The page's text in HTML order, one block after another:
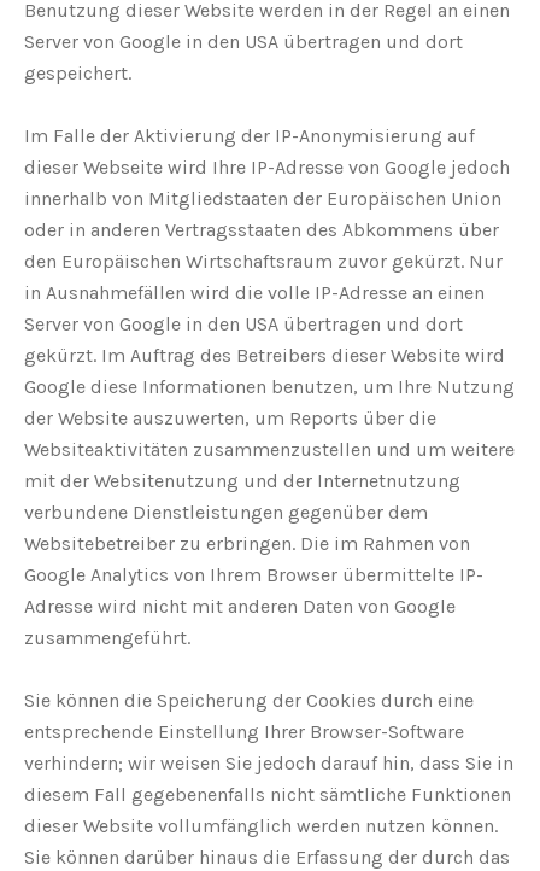
Benutzung dieser Website werden in der Regel an einen
Server von Google in den USA übertragen und dort
gespeichert.
Im Falle der Aktivierung der IP-Anonymisierung auf
dieser Webseite wird Ihre IP-Adresse von Google jedoch
innerhalb von Mitgliedstaaten der Europäischen Union
oder in anderen Vertragsstaaten des Abkommens über
den Europäischen Wirtschaftsraum zuvor gekürzt. Nur
in Ausnahmefällen wird die volle IP-Adresse an einen
Server von Google in den USA übertragen und dort
gekürzt. Im Auftrag des Betreibers dieser Website wird
Google diese Informationen benutzen, um Ihre Nutzung
der Website auszuwerten, um Reports über die
Websiteaktivitäten zusammenzustellen und um weitere
mit der Websitenutzung und der Internetnutzung
verbundene Dienstleistungen gegenüber dem
Websitebetreiber zu erbringen. Die im Rahmen von
Google Analytics von Ihrem Browser übermittelte IP-
Adresse wird nicht mit anderen Daten von Google
zusammengeführt.
Sie können die Speicherung der Cookies durch eine
entsprechende Einstellung Ihrer Browser-Software
verhindern; wir weisen Sie jedoch darauf hin, dass Sie in
diesem Fall gegebenenfalls nicht sämtliche Funktionen
dieser Website vollumfänglich werden nutzen können.
Sie können darüber hinaus die Erfassung der durch das